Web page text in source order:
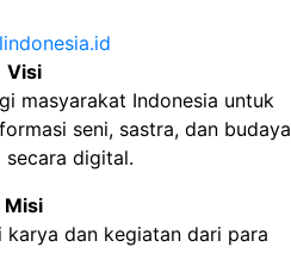
Visi
masyarakat Indonesia untuk
seni, sastra, dan budaya
secara digital.
Misi
karya dan kegiatan dari para